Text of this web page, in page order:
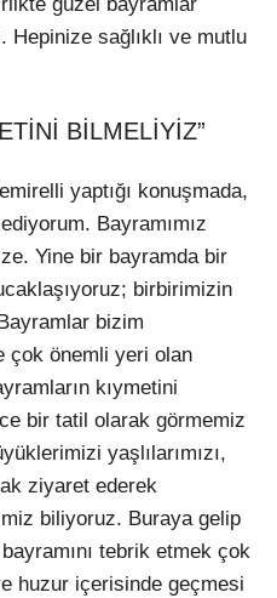
güzel bayramlar
sağlıklı ve mutlu
BİLMELİYİZ”
yaptığı konuşmada,
Bayramımız
Yine bir bayramda bir
birbirimizin
bizim
çok önemli yeri olan
kıymetini
bir tatil olarak görmemiz
yaşlılarımızı,
ziyaret ederek
biliyoruz. Buraya gelip
tebrik etmek çok
huzur içerisinde geçmesi